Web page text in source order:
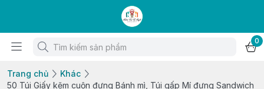
0
Trang chủ
Khác
50 Túi Giấy kẽm cuộn đựng Bánh mì, Túi gấp Mí đựng Sandwich